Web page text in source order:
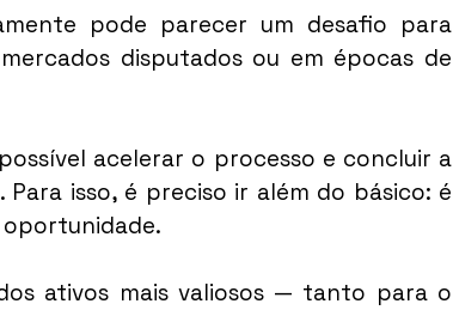
pode parecer um desafio para
disputados ou em épocas de
acelerar o processo e concluir a
isso, é preciso ir além do básico: é
oportunidade.
ativos mais valiosos — tanto para o